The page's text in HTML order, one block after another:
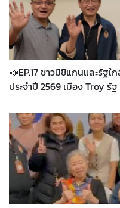
📣EP.17 ชาวมิชิแกนและรั